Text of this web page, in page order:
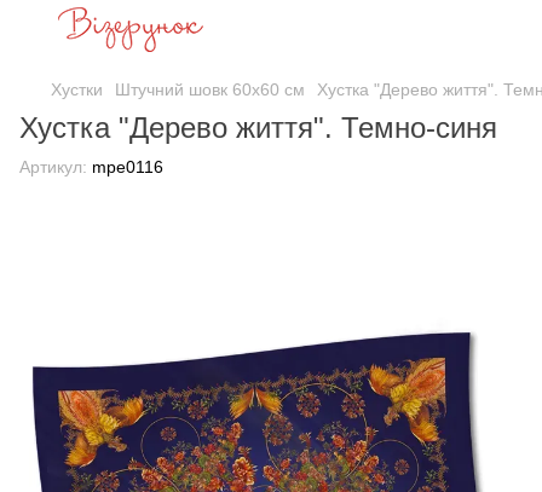
Хустки Штучний шовк 60х60 см Хустка "Дерево життя".
Хустка "Дерево життя". Темно-синя
Артикул: mpe0116